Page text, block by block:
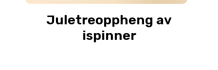
Juletreoppheng av
ispinner